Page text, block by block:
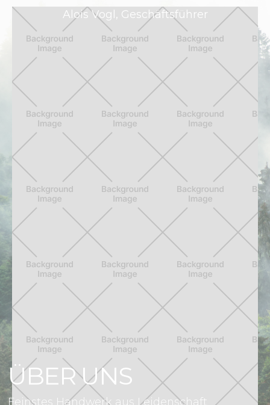
ÜBER UNS
Feinstes Handwerk aus Leidenschaft
Alois Vogl, Geschäftsführer